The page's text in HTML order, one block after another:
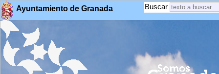
Ayuntamiento de Granada Buscar